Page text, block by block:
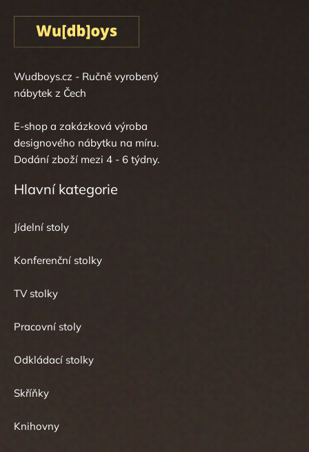
Wudboys.cz - Ručně vyrobený
nábytek z Čech
E-shop a zakázková výroba
designového nábytku na míru.
Dodání zboží mezi 4 - 6 týdny.
Hlavní kategorie
Jídelní stoly
Konferenční stolky
TV stolky
Pracovní stoly
Odkládací stolky
Skříňky
Knihovny